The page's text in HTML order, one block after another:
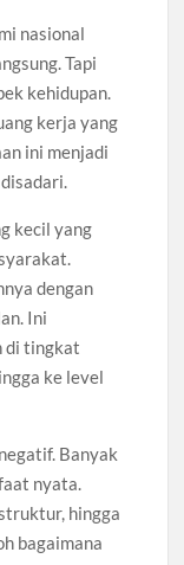
nasional
Tapi
kehidupan.
kerja yang
ini menjadi
kecil yang
dengan
Ini
di tingkat
ke level
Banyak
nyata.
hingga
bagaimana